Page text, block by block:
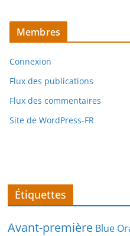
Membres
Connexion
Flux des publications
Flux des commentaires
Site de WordPress-FR
Étiquettes
Avant-première Blue